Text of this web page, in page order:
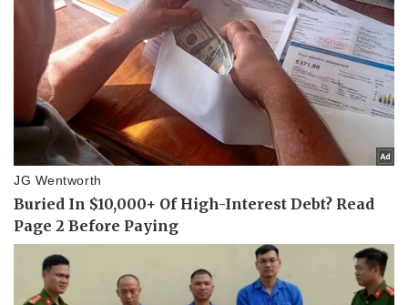
Doanh nghiệp
Thông tin doanh nghiệp
Doanh nghiệp 24h
Doanh nhân
Vì cộng đồng
Công nghệ
Sành điệu
Tin Công nghệ
Trải nghiệm
Chuyển đổi số